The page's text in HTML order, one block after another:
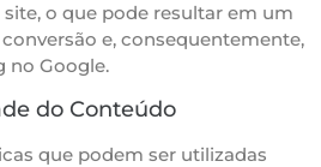
o que pode resultar em um
e, consequentemente,
no Google.
do Conteúdo
que podem ser utilizadas